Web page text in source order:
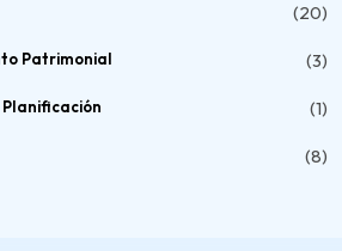
(20)
Patrimonial (3)
(1)
(8)